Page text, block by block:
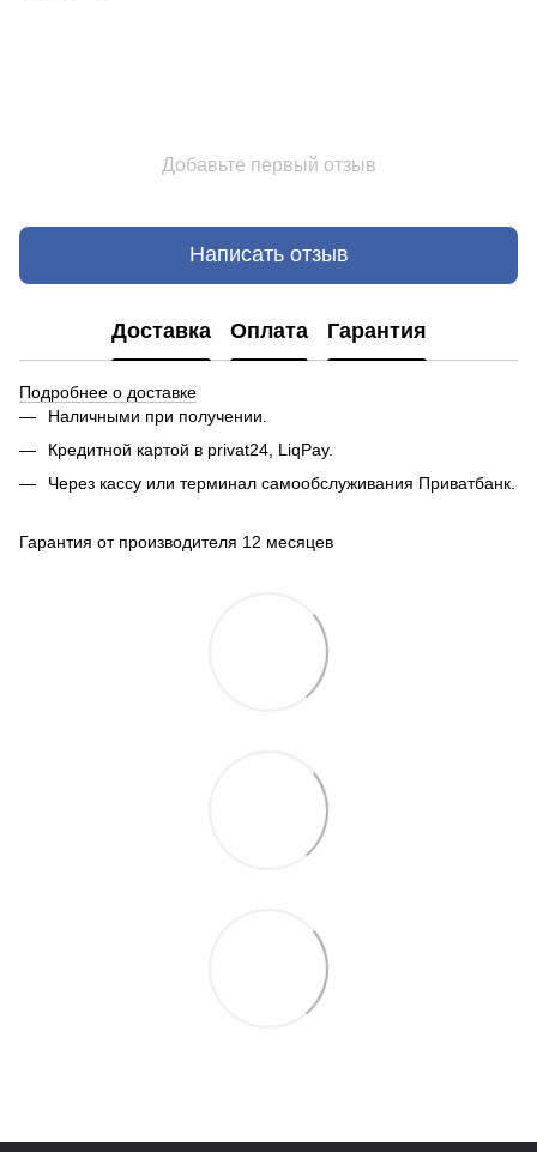
Добавьте первый отзыв
Написать отзыв
Доставка Оплата Гарантия
Подробнее о доставке
Наличными при получении.
Кредитной картой в privat24, LiqPay.
Через кассу или терминал самообслуживания Приватбанк.
Гарантия от производителя 12 месяцев